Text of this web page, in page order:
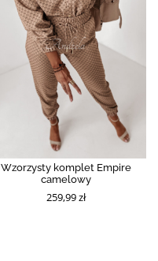
Wzorzysty komplet Empire
camelowy
259,99 zł